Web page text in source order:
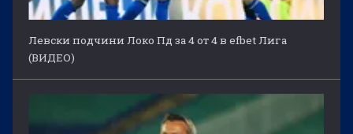
Левски подчини Локо Пд за 4 от 4 в efbet Лига
(ВИДЕО)